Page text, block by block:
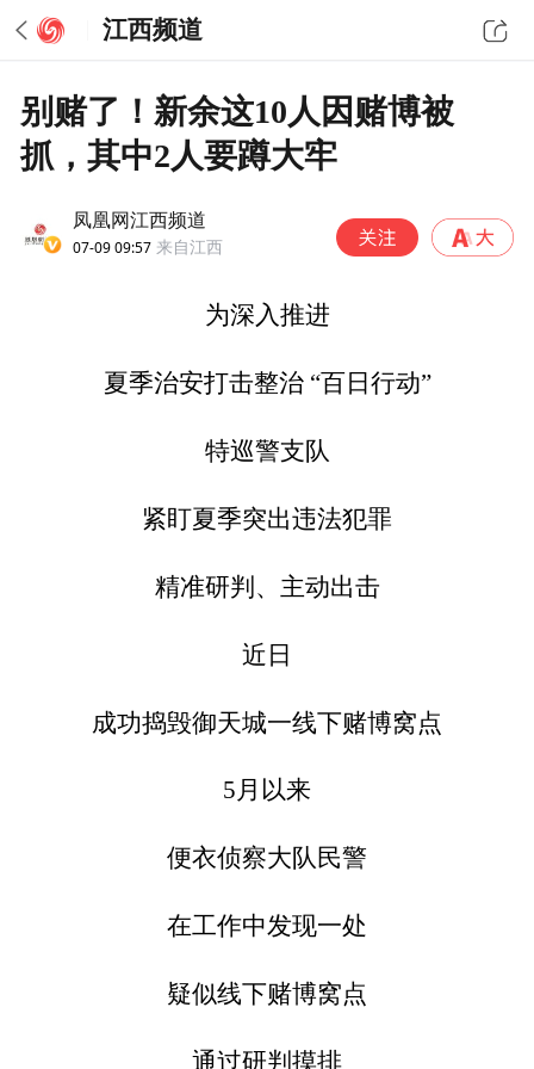
江西频道
别赌了！新余这10人因赌博被
抓，其中2人要蹲大牢
凤凰网江西频道
07-09 09:57 来自江西
为深入推进
夏季治安打击整治 “百日行动”
特巡警支队
紧盯夏季突出违法犯罪
精准研判、主动出击
近日
成功捣毁御天城一线下赌博窝点
5月以来
便衣侦察大队民警
在工作中发现一处
疑似线下赌博窝点
通过研判摸排